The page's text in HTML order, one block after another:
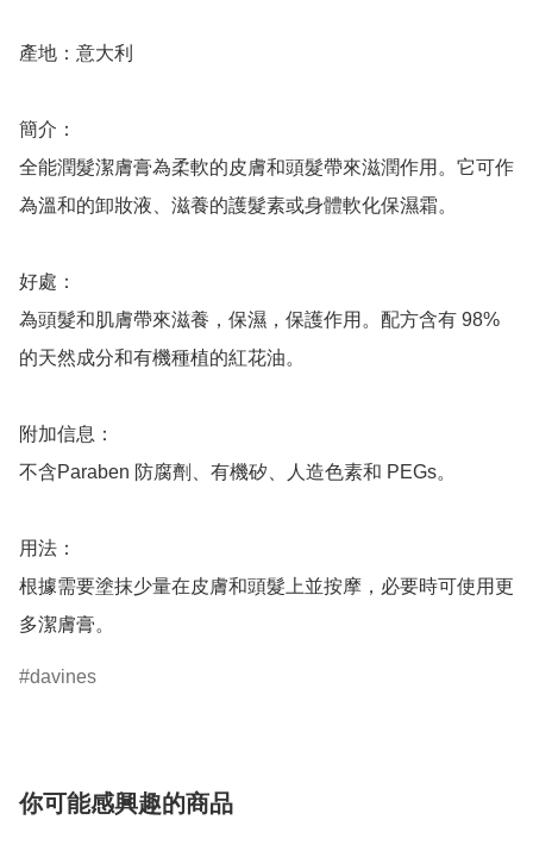
產地：意大利
簡介：
全能潤髮潔膚膏為柔軟的皮膚和頭髮帶來滋潤作用。它可作
為溫和的卸妝液、滋養的護髮素或身體軟化保濕霜。
好處：
為頭髮和肌膚帶來滋養，保濕，保護作用。配方含有 98%
的天然成分和有機種植的紅花油。
附加信息：
不含Paraben 防腐劑、有機矽、人造色素和 PEGs。
用法：
根據需要塗抹少量在皮膚和頭髮上並按摩，必要時可使用更
多潔膚膏。
davines
你可能感興趣的商品